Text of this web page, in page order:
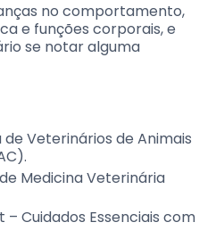
no comportamento,
e funções corporais, e
se notar alguma
Veterinários de Animais
Medicina Veterinária
– Cuidados Essenciais com